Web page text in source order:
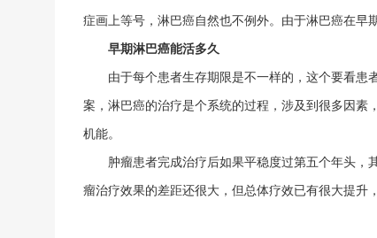
症画上等号，淋巴癌自然也不例外。由于淋巴癌在早
早期淋巴癌能活多久
由于每个患者生存期限是不一样的，这个要看
案，淋巴癌的治疗是个系统的过程，涉及到很多因
机能。
肿瘤患者完成治疗后如果平稳度过第五个年头
瘤治疗效果的差距还很大，但总体疗效已有很大提升